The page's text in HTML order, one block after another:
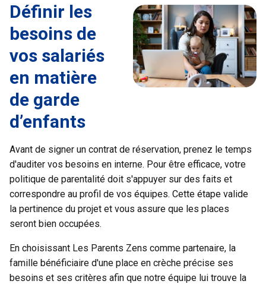
Définir les
besoins de
vos salariés
en matière
de garde
d’enfants
Avant de signer un contrat de réservation, prenez le temps
d'auditer vos besoins en interne. Pour être efficace, votre
politique de parentalité doit s'appuyer sur des faits et
correspondre au profil de vos équipes. Cette étape valide
la pertinence du projet et vous assure que les places
seront bien occupées.
En choisissant Les Parents Zens comme partenaire, la
famille bénéficiaire d'une place en crèche précise ses
besoins et ses critères afin que notre équipe lui trouve la